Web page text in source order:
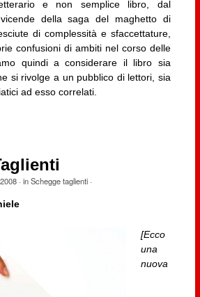
e non semplice libro, dal
della saga del maghetto di
di complessità e sfaccettature,
confusioni di ambiti nel corso delle
quindi a considerare il libro sia
si rivolge a un pubblico di lettori, sia
ad esso correlati.
· inSchegge taglienti·
[Ecco
una
nuova